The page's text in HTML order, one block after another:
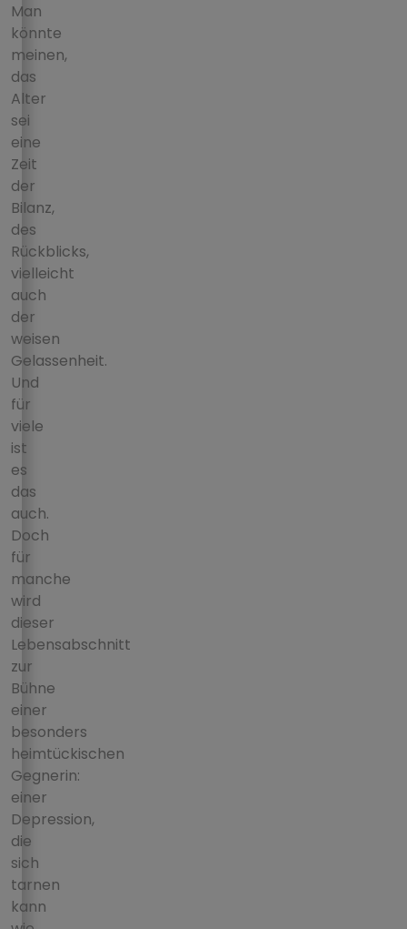
Man
könnte
meinen,
das
Alter
sei
eine
Zeit
der
Bilanz,
des
Rückblicks,
vielleicht
auch
der
weisen
Gelassenheit.
Und
für
viele
ist
es
das
auch.
Doch
für
manche
wird
dieser
Lebensabschnitt
zur
Bühne
einer
besonders
heimtückischen
Gegnerin:
einer
Depression,
die
sich
tarnen
kann